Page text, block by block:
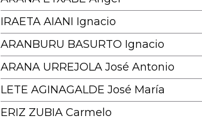
IRAETA AIANI Ignacio
ARANBURU BASURTO Ignacio
ARANA URREJOLA José Antonio
LETE AGINAGALDE José María
ERIZ ZUBIA Carmelo